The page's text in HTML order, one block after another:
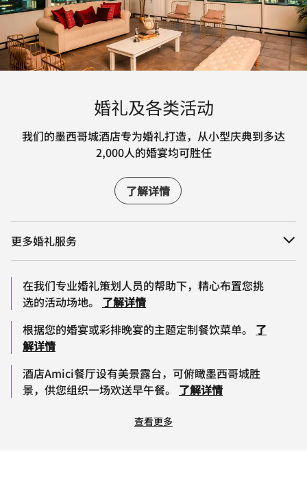
婚礼及各类活动
我们的墨西哥城酒店专为婚礼打造，从小型庆典到多达
2,000人的婚宴均可胜任
了解详情
更多婚礼服务
在我们专业婚礼策划人员的帮助下，精心布置您挑
选的活动场地。
了解详情
根据您的婚宴或彩排晚宴的主题定制餐饮菜单。
了
解详情
酒店Amici餐厅设有美景露台，可俯瞰墨西哥城胜
景，供您组织一场欢送早午餐。
了解详情
查看更多